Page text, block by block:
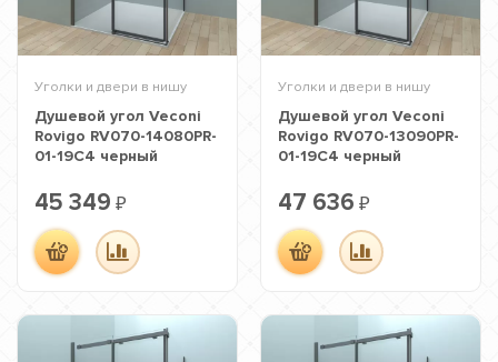
Уголки и двери в нишу
Душевой угол Veconi
Rovigo RV070-14080PR-
01-19C4 черный
45 349 ₽
Уголки и двери в нишу
Душевой угол Veconi
Rovigo RV070-13090PR-
01-19C4 черный
47 636 ₽